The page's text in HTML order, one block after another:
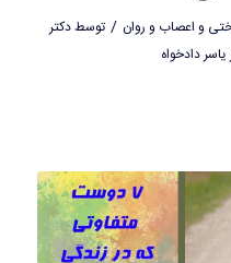
و اعصاب و روان / توسطدکتر
دادخواه